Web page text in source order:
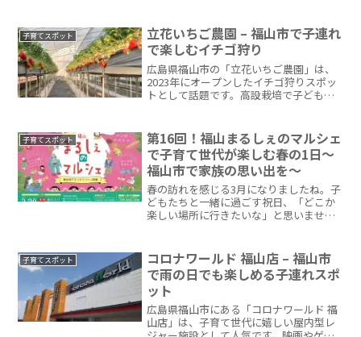
体験型コーナーも増えました。海辺の風
情ある町並みと一緒に楽しめ...
子育てスポット
立花いちご農園 – 福山市で子連れ
で楽しむイチゴ狩り
広島県福山市の「立花いちご農園」は、
2023年にオープンしたイチゴ狩りスポッ
トとして話題です。高設栽培で子どもで
育ての思い出を作れると人気急上昇中で
す。今回は、「立花い...
子育てスポット
第16回！福山まるしぇのマルシェ
で子育て世代が楽しむ春の1日～
福山市で家族の思い出を～
春の訪れを感じる3月になりましたね。子
どもたちと一緒に過ごす祝日、「どこか
楽しい場所に行きたいな」と思いません
れる「第16回！福山まるしぇのマルシ
ェ」です。福山本...
子育てスポット
コロナワールド 福山店 – 福山市
で雨の日でも楽しめる子連れスポ
ット
広島県福山市にある「コロナワールド 福
山店」は、子育て世代に嬉しい屋内型レ